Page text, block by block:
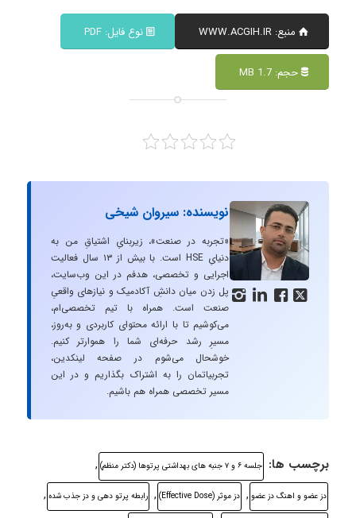
منبع: WWW.ACGIH.IR نوع فایل: PDF
حجم: 1.7 MB
   
نویسنده: سیروان شیخی
«تجربه در صنعت»، زیربنایِ اشتیاقِ من به
دنیایِ HSE است. با بیش از ۱۳ سال فعالیت
اجرایی و تخصصی، هدفم در این وب‌سایت،
پل زدن میان دانشِ آکادمیک و نیازهای واقعیِ
صنعت است. همراه با تیم تخصصی‌ام،
می‌کوشیم تا با ارائه محتوای کاربردی و به‌روز،
مسیرِ رشد حرفه‌ای شما را هموارتر کنیم.
خوشحال می‌شوم در صفحه لینکدین،
تجربیاتمان را به اشتراک بگذاریم و در این
مسیر تخصصی همراه هم باشیم.
برچسب ها: جلسه ۶ و ۷ جنبه های بهداشتی پرتوها (دکتر منظم) ,
دز عضو و اهنگ دز عضو , دز موثر (Effective Dose) , رابطه پرتو دهی و دز جذب شده ,